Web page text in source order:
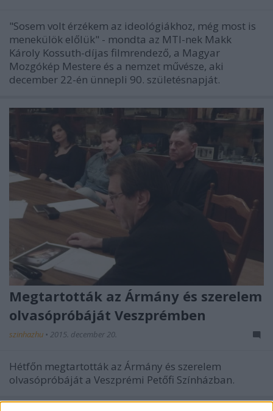
"Sosem volt érzékem az ideológiákhoz, még most is
menekülök előlük" - mondta az MTI-nek Makk
Károly Kossuth-díjas filmrendező, a Magyar
Mozgókép Mestere és a nemzet művésze, aki
december 22-én ünnepli 90. születésnapját.
Megtartották az Ármány és szerelem
olvasópróbáját Veszprémben
szinhazhu • 2015. december 20.
Hétfőn megtartották az Ármány és szerelem
olvasópróbáját a Veszprémi Petőfi Színházban.